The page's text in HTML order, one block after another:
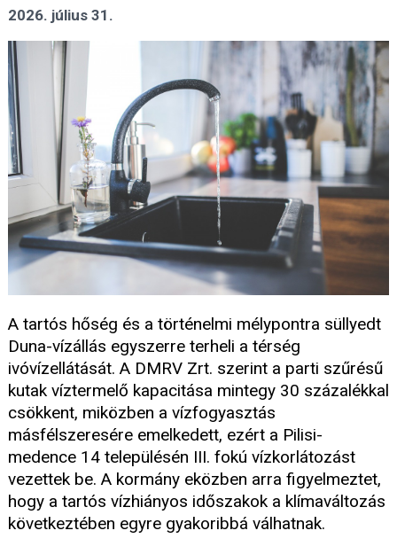
2026. július 31.
A tartós hőség és a történelmi mélypontra süllyedt
Duna-vízállás egyszerre terheli a térség
ivóvízellátását. A DMRV Zrt. szerint a parti szűrésű
kutak víztermelő kapacitása mintegy 30 százalékkal
csökkent, miközben a vízfogyasztás
másfélszeresére emelkedett, ezért a Pilisi-
medence 14 településén III. fokú vízkorlátozást
vezettek be. A kormány eközben arra figyelmeztet,
hogy a tartós vízhiányos időszakok a klímaváltozás
következtében egyre gyakoribbá válhatnak.